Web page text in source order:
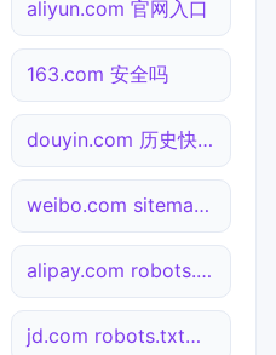
aliyun.com 官网入口
163.com 安全吗
douyin.com 历史快照
weibo.com sitemap.xml检测
alipay.com robots.txt检测
jd.com robots.txt检测